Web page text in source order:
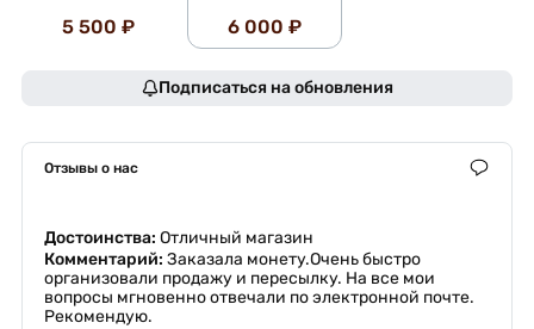
5 500 ₽ 6 000 ₽
Подписаться на обновления
Отзывы о нас
Достоинства: Отличный магазин
Комментарий: Заказала монету.Очень быстро
организовали продажу и пересылку. На все мои
вопросы мгновенно отвечали по электронной почте.
Рекомендую.